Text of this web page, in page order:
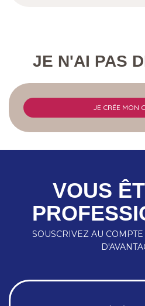
JE N'AI PAS
JE CRÉE MON
VOUS
SOUSCRIVEZ AU